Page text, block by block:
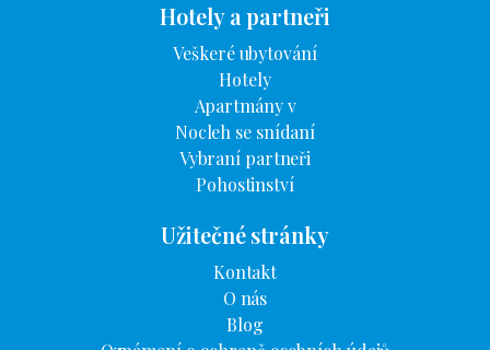
Hotely a partneři
Veškeré ubytování
Hotely
Apartmány v
Nocleh se snídaní
Vybraní partneři
Pohostinství
Užitečné stránky
Kontakt
O nás
Blog